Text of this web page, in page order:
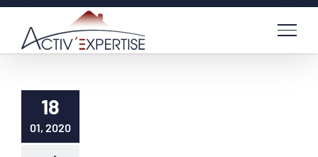
Passer
contenu
18
01, 2020